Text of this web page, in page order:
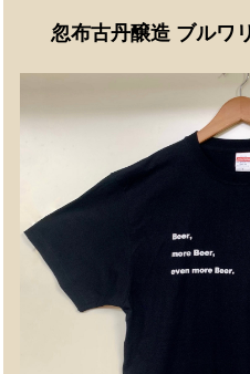
忽布古丹醸造 ブル